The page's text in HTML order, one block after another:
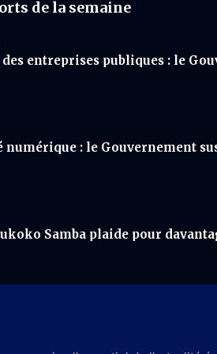
de la semaine
entreprises publiques : le
numérique : le Gouvernement
Samba plaide pour